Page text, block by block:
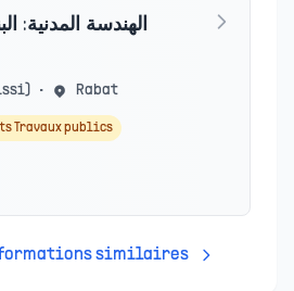
الهندسة المدنية:
• Rabat
Travaux publics
formations similaires